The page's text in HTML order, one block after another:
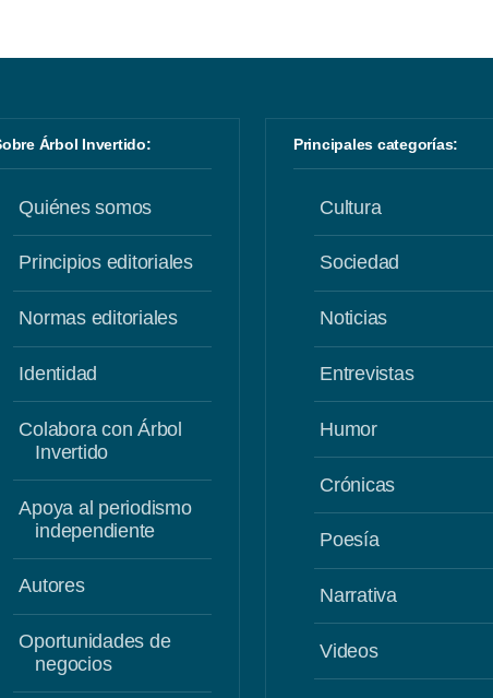
Sobre Árbol Invertido:
Quiénes somos
Principios editoriales
Normas editoriales
Identidad
Colabora con Árbol
Invertido
Apoya al periodismo
independiente
Autores
Oportunidades de
negocios
Principales categorías:
Cultura
Sociedad
Noticias
Entrevistas
Humor
Crónicas
Poesía
Narrativa
Videos